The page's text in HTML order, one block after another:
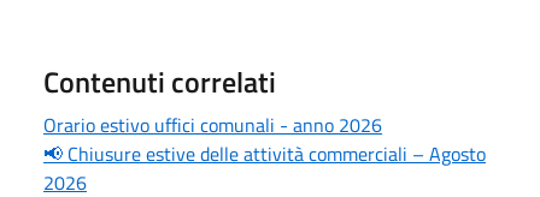
Contenuti correlati
Orario estivo uffici comunali - anno 2026
📢 Chiusure estive delle attività commerciali – Agosto
2026